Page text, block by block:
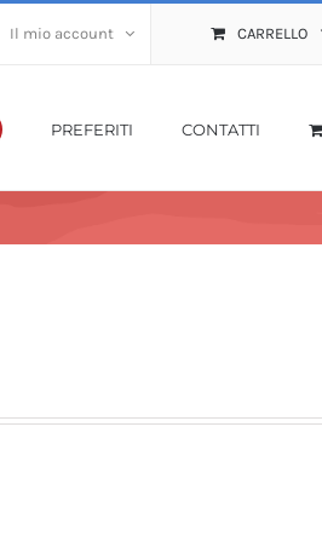
Il mio account CARRELLO
PREFERITI CONTATTI